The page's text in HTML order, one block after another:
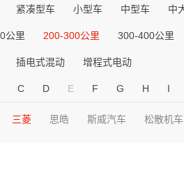
紧凑型车 小型车 中型车 中
公里 200-300公里 300-400公里
插电式混动 增程式电动
C D E F G H I
三菱 思皓 斯威汽车 松散机车